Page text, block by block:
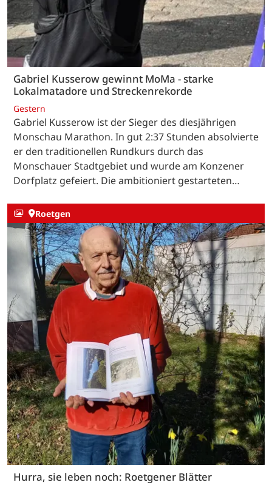
Gabriel Kusserow gewinnt MoMa - starke
Lokalmatadore und Streckenrekorde
Gestern
Gabriel Kusserow ist der Sieger des diesjährigen
Monschau Marathon. In gut 2:37 Stunden absolvierte
er den traditionellen Rundkurs durch das
Monschauer Stadtgebiet und wurde am Konzener
Dorfplatz gefeiert. Die ambitioniert gestarteten…
Roetgen
Hurra, sie leben noch: Roetgener Blätter